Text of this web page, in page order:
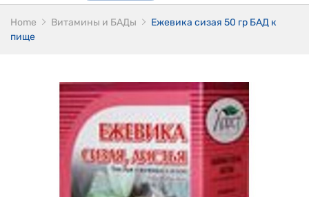
Home Витамины и БАДы
Ежевика сизая 50 гр БАД к
пище